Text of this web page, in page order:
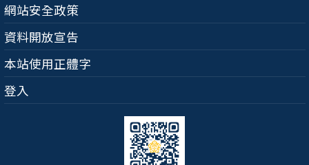
網站安全政策
資料開放宣告
本站使用正體字
登入